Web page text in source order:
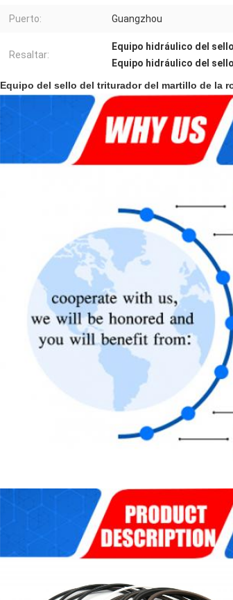
Puerto: Guangzhou
Resaltar:
Equipo hidráulico del
Equipo hidráulico del
Equipo del sello del triturador del martillo de la